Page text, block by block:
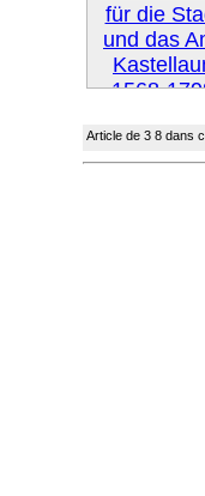
Suivant
Article de 3 8 dans